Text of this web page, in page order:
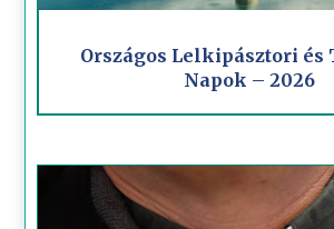
Országos Lelkipásztori és
Napok – 2026